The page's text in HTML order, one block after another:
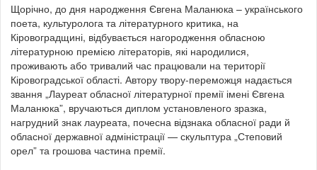
Щорічно, до дня народження Євгена Маланюка – українського
поета, культуролога та літературного критика, на
Кіровоградщині, відбувається нагородження обласною
літературною премією літераторів, які народилися,
проживають або тривалий час працювали на території
Кіровоградської області. Автору твору-переможця надається
звання „Лауреат обласної літературної премії імені Євгена
Маланюка”, вручаються диплом установленого зразка,
нагрудний знак лауреата, почесна відзнака обласної ради й
обласної державної адміністрації — скульптура „Степовий
орел” та грошова частина премії.